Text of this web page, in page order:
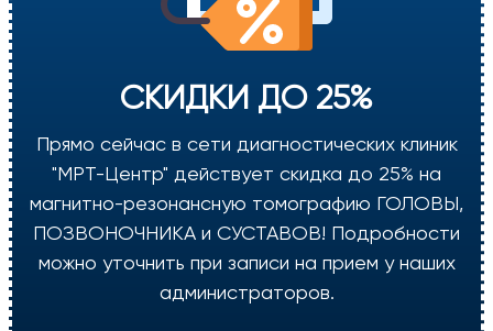
СКИДКИ ДО 25%
Прямо сейчас в сети диагностических клиник
"МРТ-Центр" действует скидка до 25% на
магнитно-резонансную томографию ГОЛОВЫ,
ПОЗВОНОЧНИКА и СУСТАВОВ! Подробности
можно уточнить при записи на прием у наших
администраторов.